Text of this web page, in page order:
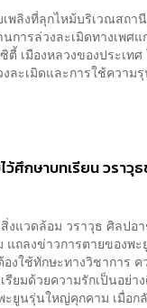
ลิงที่ลุกไหม้บริเวณสถา
ารล่วงละเมิดทางเพศ
เมืองหลวงของประเท
ละเมิดและการใช้ความรุ
ศึกษาบทเรียน วราวุ
แวดล้อม วราวุธ ศิลปอ
ถลงข่าวการตายของพะ
งใช้ทักษะทางวิชาการ
ยมด้วยความรักเป็นอย่า
ะยูนรุ่นใหญ่คุกคาม เมื่อก